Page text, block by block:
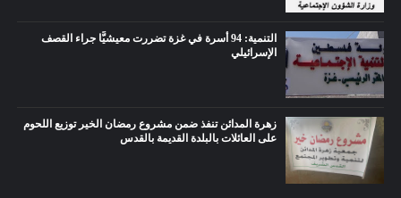
التنمية: 94 أسرة في غزة تضررت معيشيًّا جراء القصف
الإسرائيلي
زهرة المدائن تنفذ ضمن مشروع رمضان الخير توزيع اللحوم
على العائلات بالبلدة القديمة بالقدس